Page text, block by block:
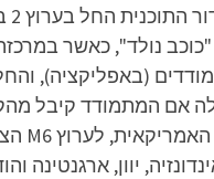
מהווה מעין המשך לתוכנית "כוכב
(באפליקציה),
אם המתמודד קיבל
יוון, ארגנטינה